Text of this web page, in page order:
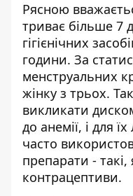
Рясною
триває більше 7
гігієнічних
години. За
менструальних
жінку з трьох.
викликати
до анемії, і для
часто
препарати - такі,
контрацептиви.